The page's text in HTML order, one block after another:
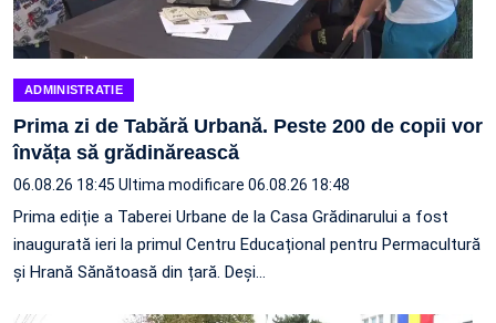
ADMINISTRATIE
Prima zi de Tabără Urbană. Peste 200 de copii vor
învăța să grădinărească
06.08.26 18:45 Ultima modificare 06.08.26 18:48
Prima ediție a Taberei Urbane de la Casa Grădinarului a fost
inaugurată ieri la primul Centru Educațional pentru Permacultură
și Hrană Sănătoasă din țară. Deși…